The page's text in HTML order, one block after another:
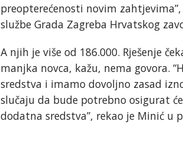
preopterećenosti novim
službe Grada Zagreba Hrvatskog
A njih je više od 186.000. Rješenje
manjka novca, kažu, nema govora.
sredstva i imamo dovoljno zasad
slučaju da bude potrebno osigurat
dodatna sredstva”, rekao je Minić u